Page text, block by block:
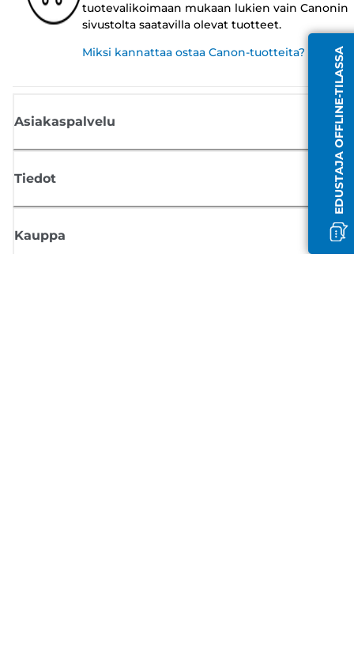
EDUSTAJA OFFLINE-TILASSA
tuotevalikoimaan mukaan lukien vain Canonin
sivustolta saatavilla olevat tuotteet.
Miksi kannattaa ostaa Canon-tuotteita?
Asiakaspalvelu
Tiedot
Kauppa